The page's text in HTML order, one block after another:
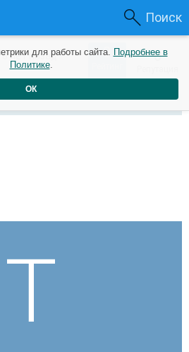
Поиск
8 лет назад 0 0
для работы сайта. Подробнее в
Политике.
ОК